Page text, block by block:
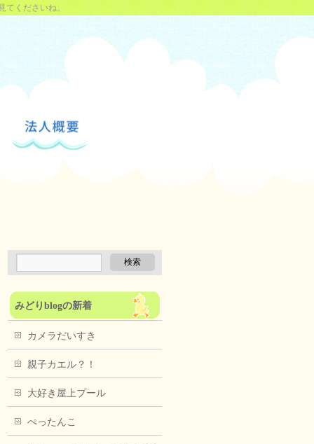
くださいね。
みどりblogの新着
カメラだいすき
親子カエル？！
大好き屋上プール
ぺったんこ